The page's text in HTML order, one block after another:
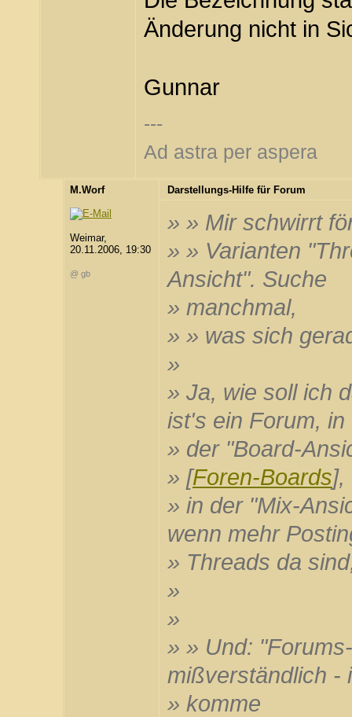
Änderung nicht in
Gunnar
---
Ad astra per aspera
M.Worf
Weimar,
20.11.2006, 19:30
@ gb
Darstellungs-Hilfe für Forum
» » Mir schwirrt
» » Varianten
Ansicht". Suche
» manchmal,
» » was sich
»
» Ja, wie soll ich
ist's ein Forum, in
» der "Board-
» [Foren-Boards],
» in der "Mix-
wenn mehr
» Threads da
»
»
» » Und:
mißverständlich -
» komme